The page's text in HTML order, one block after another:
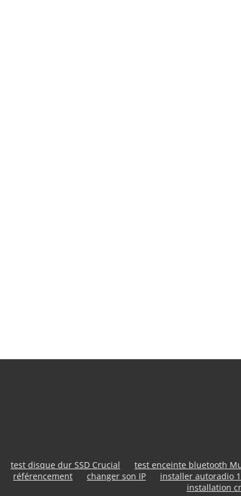
test disque dur SSD Crucial test enceinte bluetooth
référencement
changer son IP installer autoradio
installation